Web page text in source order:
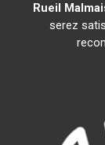
Rueil
serez